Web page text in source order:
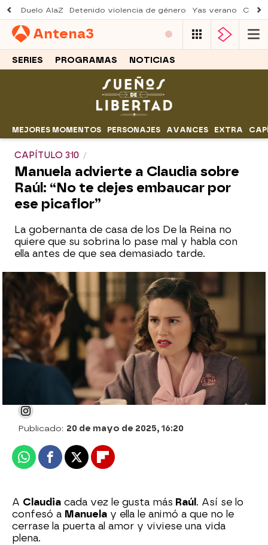
Duelo AlaZ Detenido violencia de género Yas verano
Antena3
SERIES PROGRAMAS NOTICIAS
MEJORES MOMENTOS PERSONAJES AVANCES EXTRA
CAPÍTULO 310
Manuela advierte a Claudia sobre
Raúl: “No te dejes embaucar por
ese picaflor”
La gobernanta de casa de los De la Reina no
quiere que su sobrina lo pase mal y habla con
ella antes de que sea demasiado tarde.
Manuela anima a su sobrina a seguir
viviendo: “No te cierres al amor”
Julia Zapata López
Publicado: 20 de mayo de 2025, 16:20
WhatsappFacebook
X Flipboard
A Claudia cada vez le gusta más Raúl . Así se lo
confesó a Manuela y ella le animó a que no le
cerrase la puerta al amor y viviese una vida
plena.